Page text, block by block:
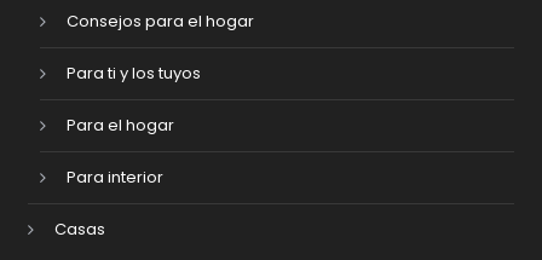
Consejos para el hogar
Para ti y los tuyos
Para el hogar
Para interior
Casas